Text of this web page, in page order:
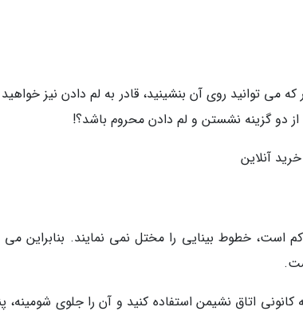
می توانید روی آن بنشینید، قادر به لم دادن نیز
دو گزینه نشستن و لم دادن محروم باشد؟!
است، خطوط بینایی را مختل نمی نمایند. بنابراین می
اتاق نشیمن استفاده کنید و آن را جلوی شومینه،